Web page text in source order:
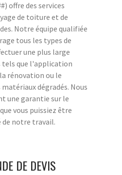
offre des services
de toiture et de
Notre équipe qualifiée
tous les types de
une plus large
tels que l'application
rénovation ou le
dégradés. Nous
une garantie sur le
vous puissiez être
de notre travail.
DE DEVIS